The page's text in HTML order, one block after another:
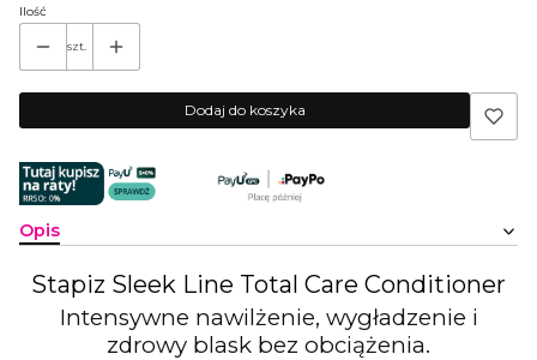
Ilość
szt.
Dodaj do koszyka
Opis
Stapiz Sleek Line Total Care Conditioner
Intensywne nawilżenie, wygładzenie i
zdrowy blask bez obciążenia.